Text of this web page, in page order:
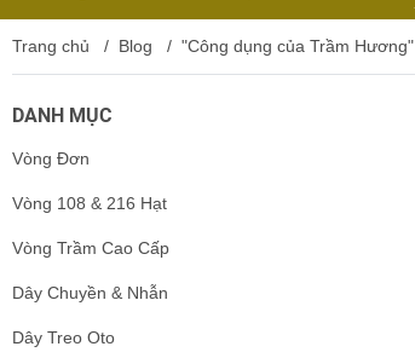
Trang chủ / Blog / "Công dụng của Trầm Hương"
DANH MỤC
Vòng Đơn
Vòng 108 & 216 Hạt
Vòng Trầm Cao Cấp
Dây Chuyền & Nhẫn
Dây Treo Oto